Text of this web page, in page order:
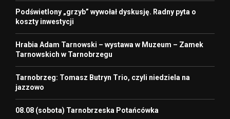
Podświetlony „grzyb” wywołał dyskusję. Radny pyta o
koszty inwestycji
Hrabia Adam Tarnowski – wystawa w Muzeum – Zamek
Tarnowskich w Tarnobrzegu
Tarnobrzeg: Tomasz Butryn Trio, czyli niedziela na
jazzowo
08.08 (sobota) Tarnobrzeska Potańcówka